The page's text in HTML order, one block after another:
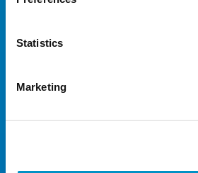
Statistics
Marketing